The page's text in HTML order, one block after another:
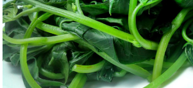
"Có rất nhiều việc phải làm
ngay từ bây giờ và trên thực tế
đang được tiến hành như tăng
đầu tư cho khoa học công
nghệ; ban hành các cơ chế
khuyến khích đổi mới sáng tạo,
khởi nghiệp..."